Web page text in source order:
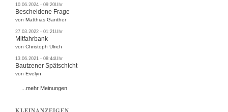
10.06.2024 - 09:20Uhr
Bescheidene Frage
von Matthias Ganther
27.03.2022 - 01:21Uhr
Mitfahrbank
von Christoph Ulrich
13.06.2021 - 08:44Uhr
Bautzener Spätschicht
von Evelyn
...mehr Meinungen